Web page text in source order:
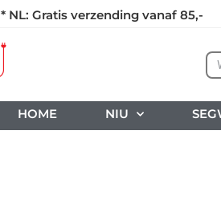
* NL: Gratis verzending vanaf 85,-
HOME NIU